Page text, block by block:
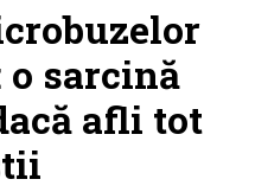
sarcină
afli tot